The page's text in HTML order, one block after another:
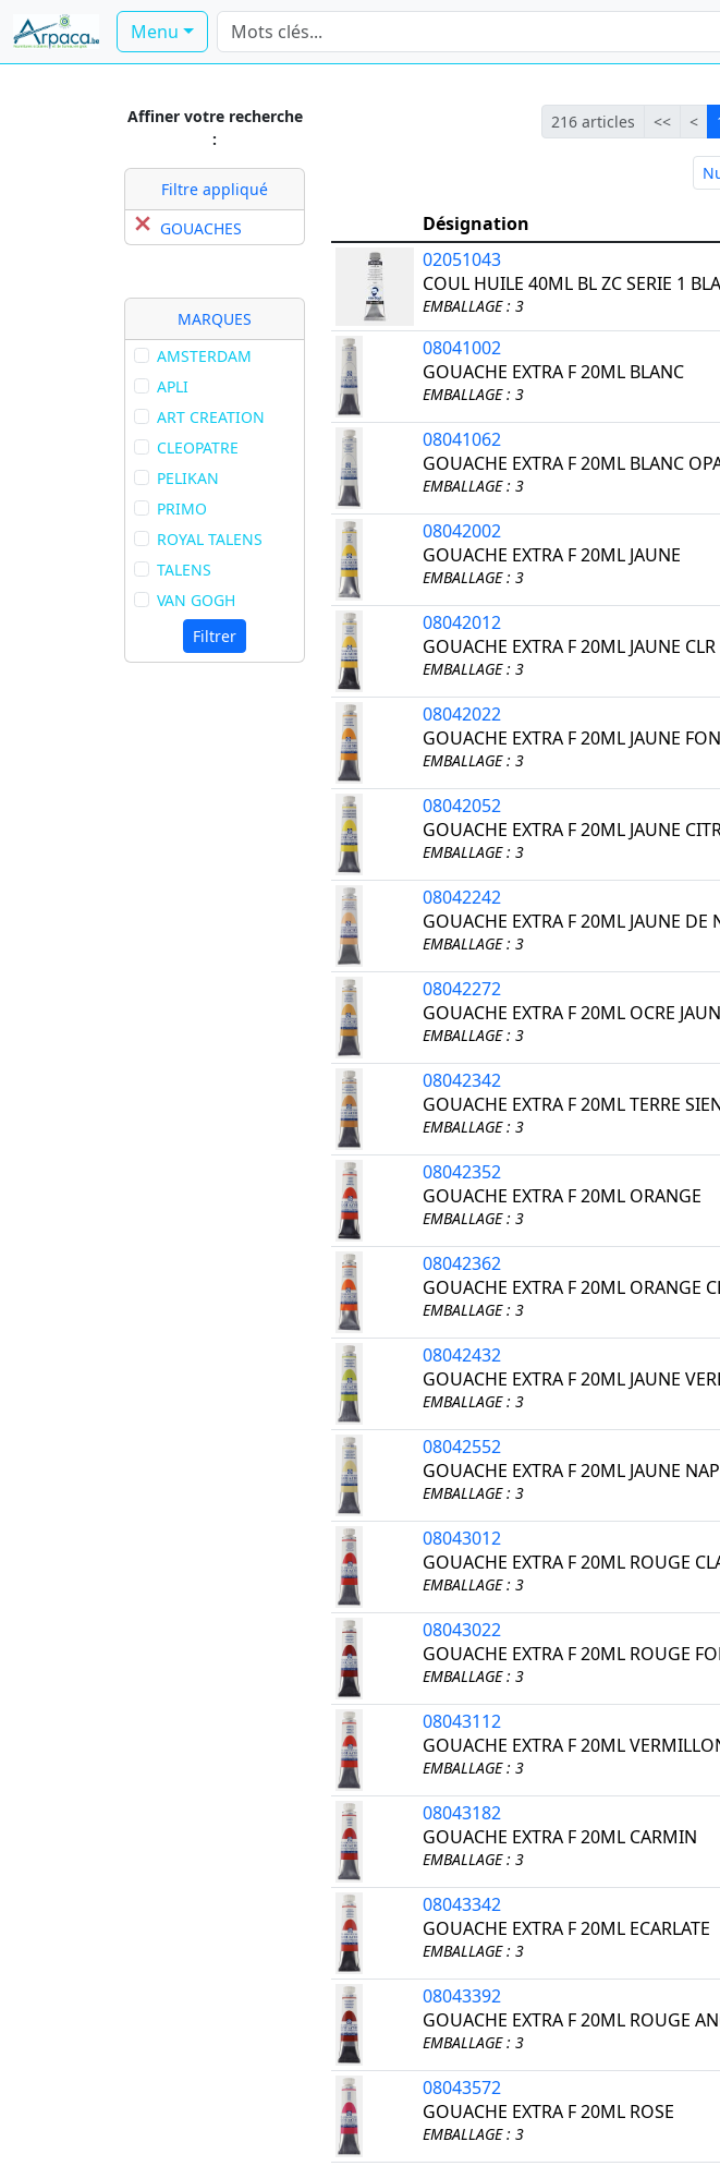
Menu
Affiner votre recherche
:
Filtre appliqué
GOUACHES
MARQUES
AMSTERDAM
APLI
ART CREATION
CLEOPATRE
PELIKAN
PRIMO
ROYAL TALENS
TALENS
VAN GOGH
Filtrer
216 articles << <
Désignation
02051043
COUL HUILE 40ML BL ZC SERIE 1
EMBALLAGE : 3
08041002
GOUACHE EXTRA F 20ML BLANC
EMBALLAGE : 3
08041062
GOUACHE EXTRA F 20ML BLANC
EMBALLAGE : 3
08042002
GOUACHE EXTRA F 20ML JAUNE
EMBALLAGE : 3
08042012
GOUACHE EXTRA F 20ML JAUNE CLR
EMBALLAGE : 3
08042022
GOUACHE EXTRA F 20ML JAUNE FON
EMBALLAGE : 3
08042052
GOUACHE EXTRA F 20ML JAUNE
EMBALLAGE : 3
08042242
GOUACHE EXTRA F 20ML JAUNE DE
EMBALLAGE : 3
08042272
GOUACHE EXTRA F 20ML OCRE
EMBALLAGE : 3
08042342
GOUACHE EXTRA F 20ML TERRE
EMBALLAGE : 3
08042352
GOUACHE EXTRA F 20ML ORANGE
EMBALLAGE : 3
08042362
GOUACHE EXTRA F 20ML ORANGE
EMBALLAGE : 3
08042432
GOUACHE EXTRA F 20ML JAUNE
EMBALLAGE : 3
08042552
GOUACHE EXTRA F 20ML JAUNE
EMBALLAGE : 3
08043012
GOUACHE EXTRA F 20ML ROUGE
EMBALLAGE : 3
08043022
GOUACHE EXTRA F 20ML ROUGE
EMBALLAGE : 3
08043112
GOUACHE EXTRA F 20ML
EMBALLAGE : 3
08043182
GOUACHE EXTRA F 20ML CARMIN
EMBALLAGE : 3
08043342
GOUACHE EXTRA F 20ML ECARLATE
EMBALLAGE : 3
08043392
GOUACHE EXTRA F 20ML ROUGE
EMBALLAGE : 3
08043572
GOUACHE EXTRA F 20ML ROSE
EMBALLAGE : 3